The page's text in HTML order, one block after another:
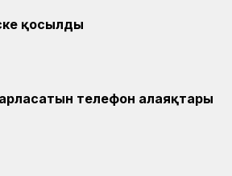
қосылды
телефон алаяқтары